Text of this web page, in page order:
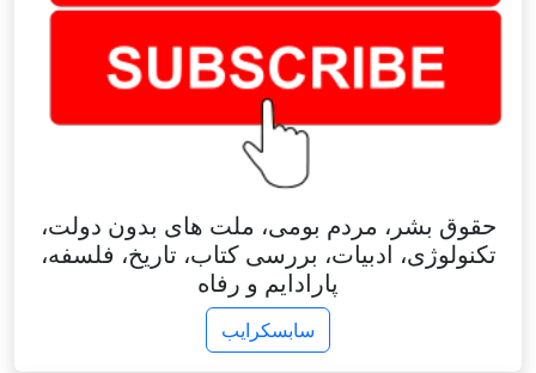
حقوق بشر، مردم بومی، ملت های بدون دولت،
تکنولوژی، ادبیات، بررسی کتاب، تاریخ، فلسفه،
پارادایم و رفاه
سابسکرایب